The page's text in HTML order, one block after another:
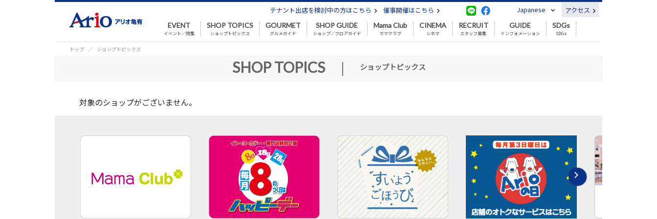
テナント出店を検討中の方はこちら 催事開催はこちら Japanese アクセス
EVENT
イベント／特集
SHOP TOPICS
ショップトピックス
GOURMET
グルメガイド
SHOP GUIDE
ショップ／フロアガイド
Mama Club
ママクラブ
CINEMA
シネマ
RECRUIT
スタッフ募集
GUIDE
インフォメーション
SDGs
SDGs
トップ ショップトピックス
SHOP TOPICS | ショップトピックス
対象のショップがございません。